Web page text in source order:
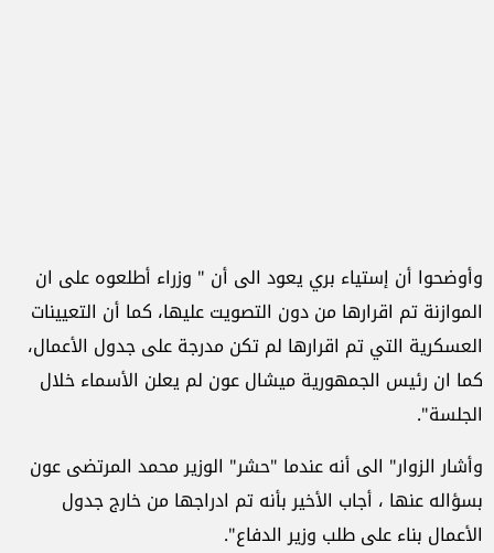
وأوضحوا أن إستياء بري يعود الى أن " وزراء أطلعوه على ان
الموازنة تم اقرارها من دون التصويت عليها، كما أن التعيينات
العسكرية التي تم اقرارها لم تكن مدرجة على جدول الأعمال،
كما ان رئيس الجمهورية ميشال عون لم يعلن الأسماء خلال
الجلسة".
وأشار الزوار" الى أنه عندما "حشر" الوزير محمد المرتضى عون
بسؤاله عنها ، أجاب الأخير بأنه تم ادراجها من خارج جدول
الأعمال بناء على طلب وزير الدفاع".